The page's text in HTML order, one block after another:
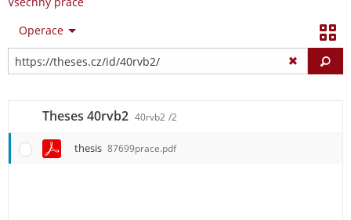
Operace
Theses 40rvb2 40rvb2 /2
thesis 87699prace.pdf